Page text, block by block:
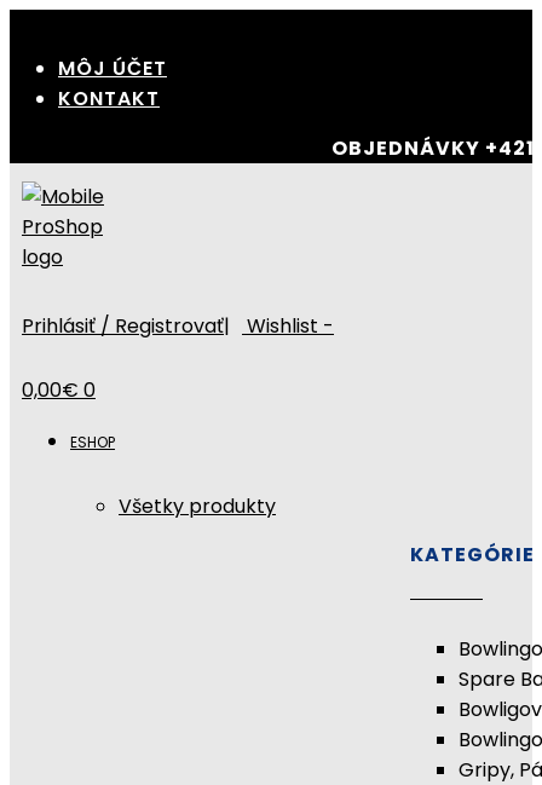
MÔJ ÚČET
KONTAKT
OBJEDNÁVKY
Prihlásiť / Registrovať| Wishlist -
0,00€ 0
ESHOP
Všetky produkty
KATEGÓRIE
Spare
Gripy,